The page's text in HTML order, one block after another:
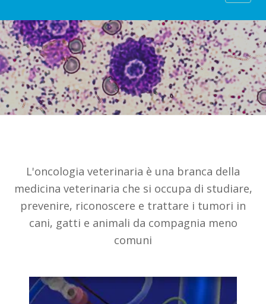
L'oncologia veterinaria è una branca della
medicina veterinaria che si occupa di studiare,
prevenire, riconoscere e trattare i tumori in
cani, gatti e animali da compagnia meno
comuni